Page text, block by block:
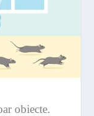
obiecte.